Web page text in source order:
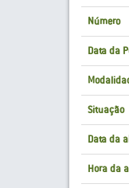
Número
Data da
Situação
Data da
Hora da